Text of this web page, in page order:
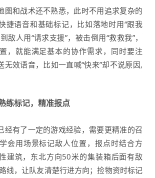
图和战术还不熟悉，此时不用追求复杂的
捷语音和基础标记，比如落地时用“跟我
敌人用“请求支援”，被击倒用“救救我”，
，就能满足基本的协作需求，同时要注
无效语音，比如一直喊“快来”却不说原因,
练标记，精准报点
经有了一定的游戏经验，需要更精准的召
会用场景标记敌人位置，报点时结合方
建筑，东北方向50米的集装箱后面有敌
线，让队友清楚行进方向；捡物资时标记